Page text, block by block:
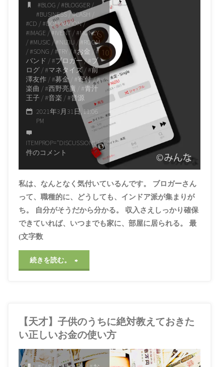
#BLOG /#BLOGGER/
#BUSINESS/#CASH /
#CD /#DOMINATION/
#IMAGE /#IVENT /#MONEY
/#MUSIC /#NIZIU /#ROOM
/#SONG /#TRY /#お金 /#
バンド /#ブロガー/#ブ
ログ /#マネタイズ/#前
澤友作 /#募金 #寄付/#
楽曲 /#西野亮廣
#青汁
王子 /#音楽 /#音源
2021年3月31日, 11:06
PM
ITEMPROP="DISCUSSIONURL"3
件のコメント
私は、なんとなく気付いているんです。 ブロガーさん
って、職種的に、どうしても、インドア派が集まりが
ち。 自分がそうだから分かる。 収入さえしっかり確保
できていれば、いつまでも家に、部屋に居られる。 最
(文字数
続きを読む。 "ボ
は
も
っ
【天才】子供のうちに絶対教えておきた
い正しいお金の使い方